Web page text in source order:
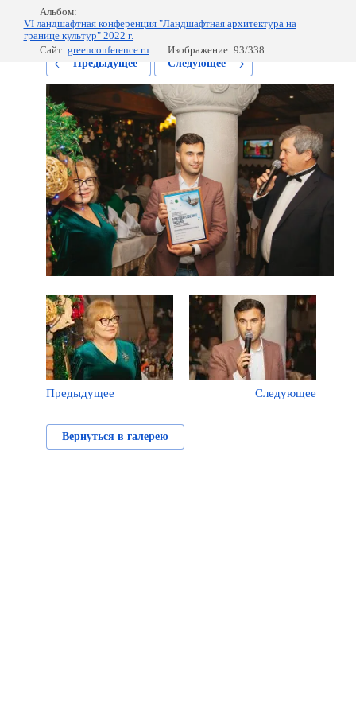
Альбом:
VI ландшафтная конференция "Ландшафтная архитектура на
границе культур" 2022 г.
Сайт: greenconference.ru
Изображение: 93/338
Предыдущее
Следующее
Предыдущее Следующее
Вернуться в галерею